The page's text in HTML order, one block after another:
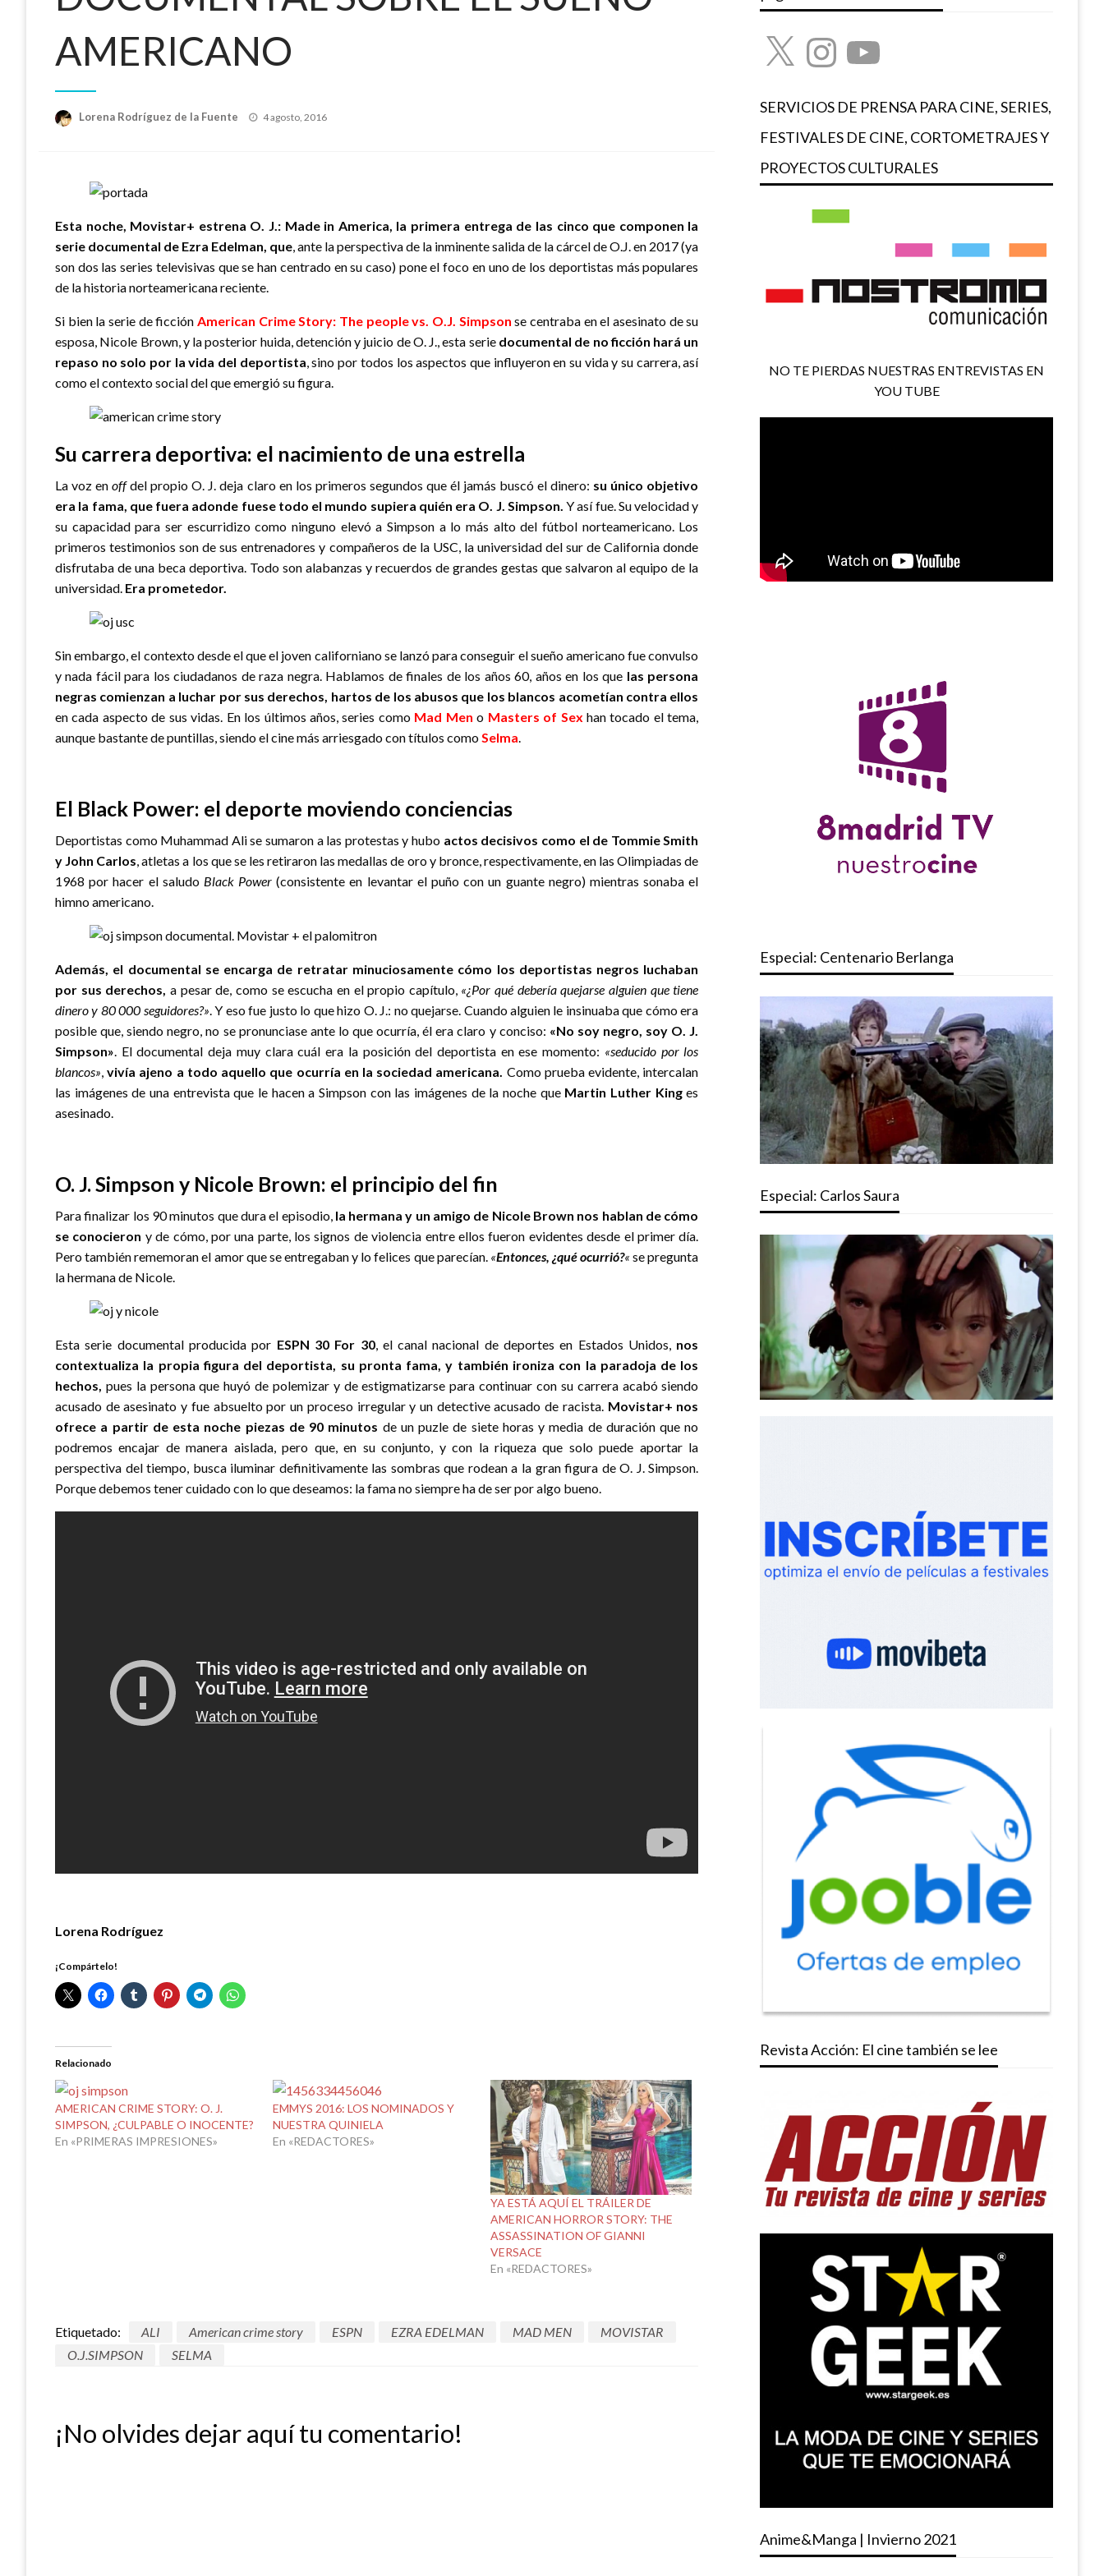
AMERICANO
Lorena Rodríguez de la Fuente
Publicado
4 agosto, 2016
Esta noche, Movistar+ estrena O. J.: Made in America, la primera entrega de las cinco que componen la
serie documental de Ezra Edelman, que, ante la perspectiva de la inminente salida de la cárcel de O.J. en 2017 (ya
son dos las series televisivas que se han centrado en su caso) pone el foco en uno de los deportistas más populares
de la historia norteamericana reciente.
Si bien la serie de ficciónAmerican Crime Story: The people vs. O.J. Simpson se centraba en el asesinato de su
esposa, Nicole Brown, y la posterior huida, detención y juicio de O. J., esta serie documental de no ficción hará un
repaso no solo por la vida del deportista, sino por todos los aspectos que influyeron en su vida y su carrera, así
como el contexto social del que emergió su figura.
Su carrera deportiva: el nacimiento de una estrella
La voz enoffdel propio O. J. deja claro en los primeros segundos que él jamás buscó el dinero: su único objetivo
era la fama, que fuera adonde fuese todo el mundo supiera quién era O. J. Simpson. Y así fue. Su velocidad y
su capacidad para ser escurridizo como ninguno elevó a Simpson a lo más alto del fútbol norteamericano. Los
primeros testimonios son de sus entrenadores y compañeros de la USC, la universidad del sur de California donde
disfrutaba de una beca deportiva. Todo son alabanzas y recuerdos de grandes gestas que salvaron al equipo de la
universidad. Era prometedor.
Sin embargo, el contexto desde el que el joven californiano se lanzó para conseguir el sueño americano fue convulso
y nada fácil para los ciudadanos de raza negra. Hablamos de finales de los años 60, años en los que las persona
negras comienzan a luchar por sus derechos, hartos de los abusos que los blancos acometían contra ellos
en cada aspecto de sus vidas. En los últimos años, series como Mad Men o Masters of Sex han tocado el tema,
aunque bastante de puntillas, siendo el cine más arriesgado con títulos comoSelma.
El Black Power: el deporte moviendo conciencias
Deportistas como Muhammad Ali se sumaron a las protestas y hubo actos decisivos como el de Tommie Smith
y John Carlos, atletas a los que se les retiraron las medallas de oro y bronce, respectivamente, en las Olimpiadas de
1968 por hacer el saludo Black Power (consistente en levantar el puño con un guante negro) mientras sonaba el
himno americano.
Además, el documental se encarga de retratar minuciosamente cómo los deportistas negros luchaban
por sus derechos, a pesar de, como se escucha en el propio capítulo, «¿Por qué debería quejarse alguien que tiene
dinero y 80 000 seguidores?». Y eso fue justo lo que hizo O. J.: no quejarse. Cuando alguien le insinuaba que cómo era
posible que, siendo negro, no se pronunciase ante lo que ocurría, él era claro y conciso: «No soy negro, soy O. J.
Simpson». El documental deja muy clara cuál era la posición del deportista en ese momento: «seducido por los
blancos»,vivía ajeno a todo aquello que ocurría en la sociedad americana. Como prueba evidente, intercalan
las imágenes de una entrevista que le hacen a Simpson con las imágenes de la noche que Martin Luther Kinges
asesinado.
O. J. Simpson y Nicole Brown: el principio del fin
Para finalizar los 90 minutos que dura el episodio, la hermana y un amigo de Nicole Brown nos hablan de cómo
se conocieron y de cómo, por una parte, los signos de violencia entre ellos fueron evidentes desde el primer día.
Pero también rememoran el amor que se entregaban y lo felices que parecían. «Entonces, ¿qué ocurrió?« se pregunta
la hermana de Nicole.
Esta serie documental producida por ESPN 30 For 30, el canal nacional de deportes en Estados Unidos, nos
contextualiza la propia figura del deportista, su pronta fama, y también ironiza con la paradoja de los
hechos, pues la persona que huyó de polemizar y de estigmatizarse para continuar con su carrera acabó siendo
acusado de asesinato y fue absuelto por un proceso irregular y un detective acusado de racista. Movistar+ nos
ofrece a partir de esta noche piezas de 90 minutos de un puzle de siete horas y media de duración que no
podremos encajar de manera aislada, pero que, en su conjunto, y con la riqueza que solo puede aportar la
perspectiva del tiempo, busca iluminar definitivamente las sombras que rodean a la gran figura de O. J. Simpson.
Porque debemos tener cuidado con lo que deseamos: la fama no siempre ha de ser por algo bueno.
Lorena Rodríguez
¡Compártelo!
Relacionado
AMERICAN CRIME STORY: O. J.
SIMPSON, ¿CULPABLE O INOCENTE?
En «PRIMERAS IMPRESIONES»
EMMYS 2016: LOS NOMINADOS Y
NUESTRA QUINIELA
En «REDACTORES»
YA ESTÁ AQUÍ EL TRÁILER DE
AMERICAN HORROR STORY: THE
ASSASSINATION OF GIANNI
VERSACE
En «REDACTORES»
Etiquetado: ALI American crime story ESPN EZRA EDELMAN MAD MEN
MOVISTAR
O.J.SIMPSON
SELMA
¡No olvides dejar aquí tu comentario!
X InstagramYouTube
SERVICIOS DE PRENSA PARA CINE, SERIES,
FESTIVALES DE CINE, CORTOMETRAJES Y
PROYECTOS CULTURALES
NO TE PIERDAS NUESTRAS ENTREVISTAS EN
YOU TUBE
Especial: Centenario Berlanga
Especial: Carlos Saura
Revista Acción: El cine también se lee
Anime&Manga | Invierno 2021